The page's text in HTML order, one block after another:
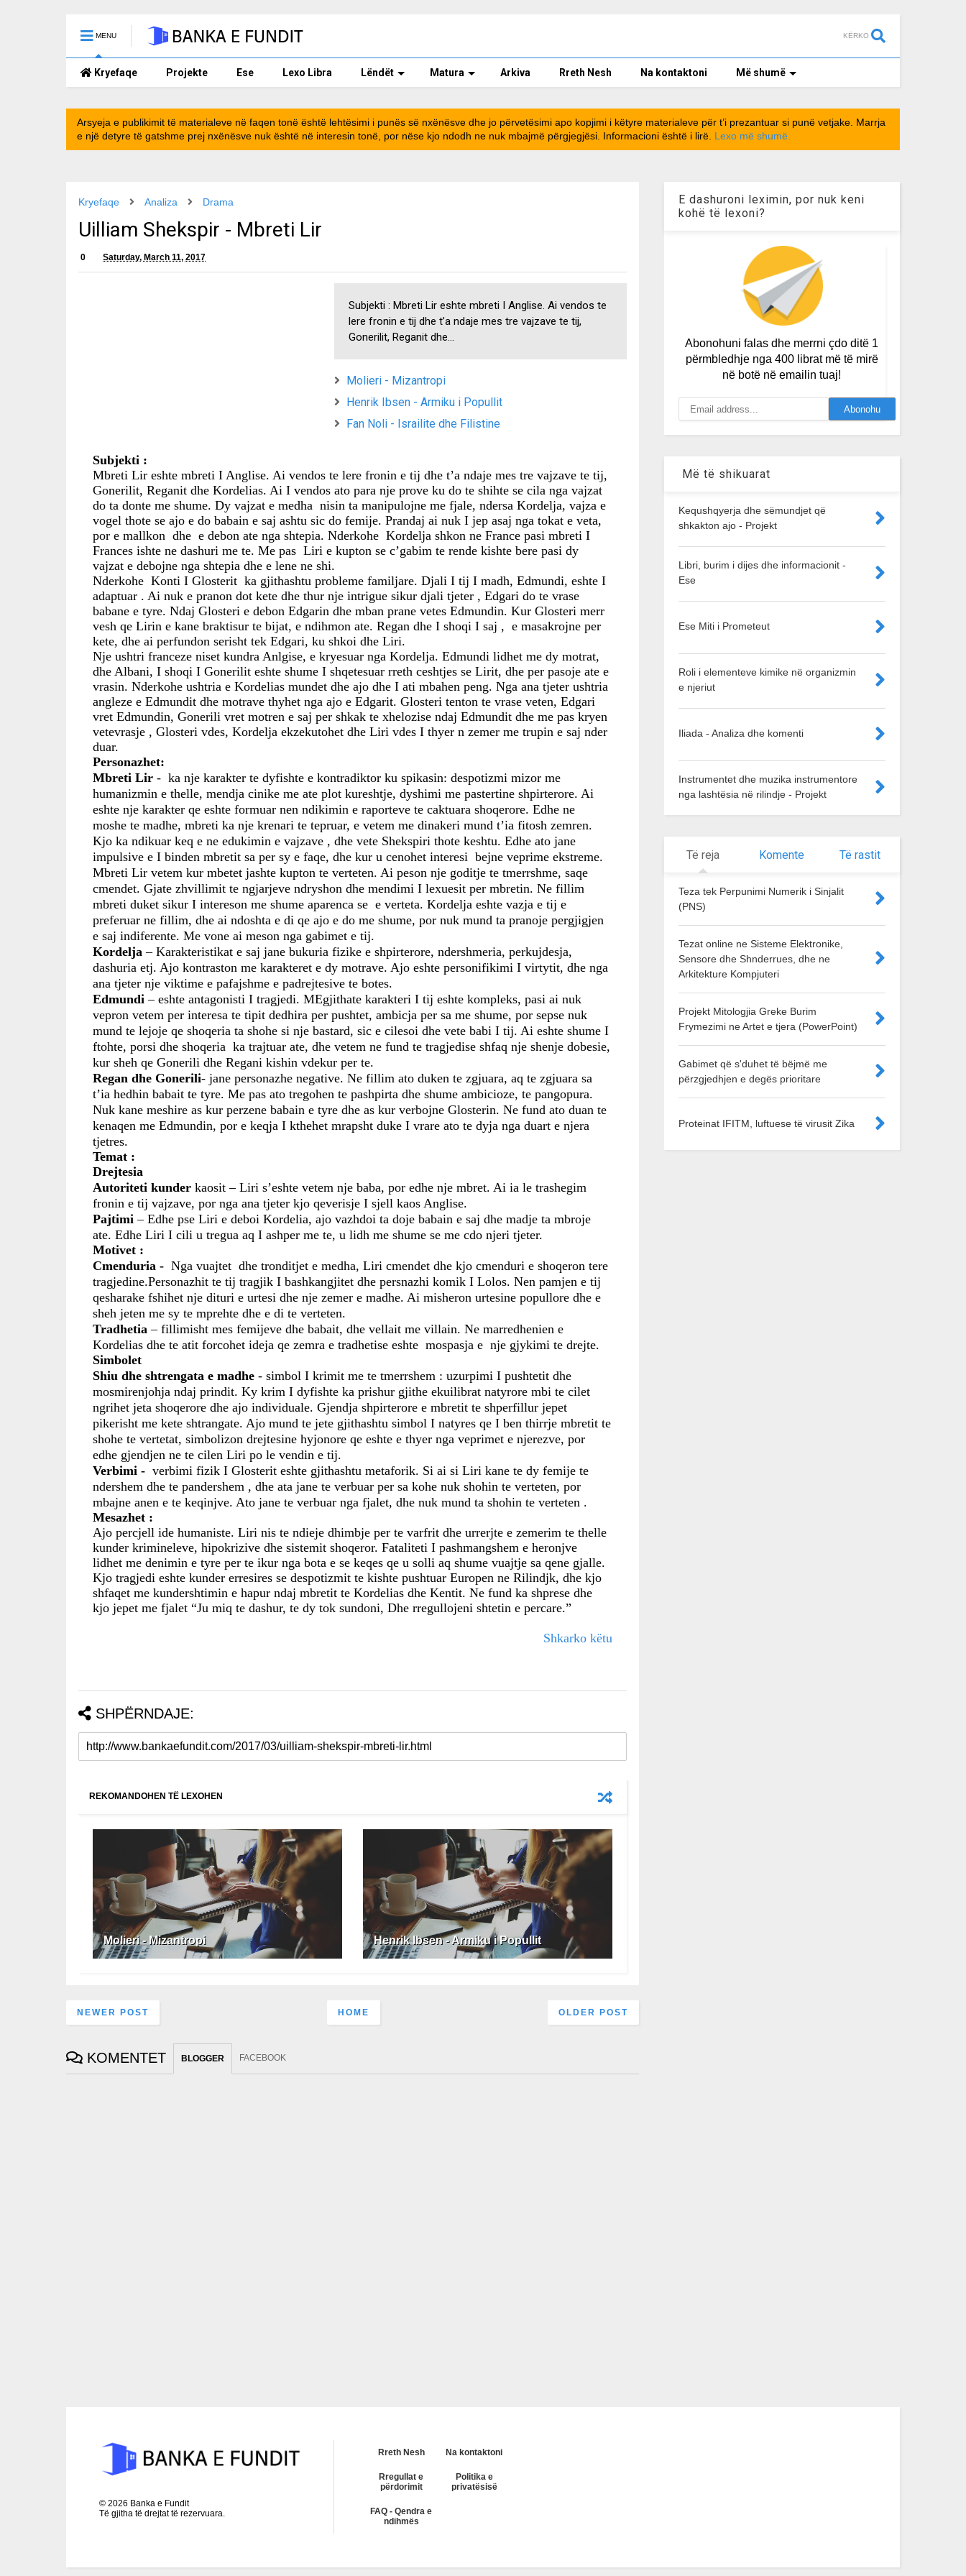
MENU KËRKO
Kryefaqe Projekte Ese Lexo Libra Lëndët Matura Arkiva Rreth Nesh Na kontaktoni Më shumë
Arsyeja e publikimit të materialeve në faqen tonë është lehtësimi i punës së nxënësve dhe jo përvetësimi apo kopjimi i këtyre materialeve për t’i prezantuar si punë vetjake. Marrja
e një detyre të gatshme prej nxënësve nuk është në interesin tonë, por nëse kjo ndodh ne nuk mbajmë përgjegjësi. Informacioni është i lirë. Lexo më shumë.
Kryefaqe Analiza Drama
Uilliam Shekspir - Mbreti Lir
0 Saturday, March 11, 2017
Subjekti : Mbreti Lir eshte mbreti I Anglise. Ai vendos te
lere fronin e tij dhe t’a ndaje mes tre vajzave te tij,
Gonerilit, Reganit dhe...
Molieri - Mizantropi
Henrik Ibsen - Armiku i Popullit
Fan Noli - Israilite dhe Filistine
Subjekti :
Mbreti Lir eshte mbreti I Anglise. Ai vendos te lere fronin e tij dhe t’a ndaje mes tre vajzave te tij,
Gonerilit, Reganit dhe Kordelias. Ai I vendos ato para nje prove ku do te shihte se cila nga vajzat
do ta donte me shume. Dy vajzat e medha  nisin ta manipulojne me fjale, ndersa Kordelja, vajza e
vogel thote se ajo e do babain e saj ashtu sic do femije. Prandaj ai nuk I jep asaj nga tokat e veta,
por e mallkon  dhe  e debon ate nga shtepia. Nderkohe  Kordelja shkon ne France pasi mbreti I
Frances ishte ne dashuri me te. Me pas  Liri e kupton se c’gabim te rende kishte bere pasi dy
vajzat e debojne nga shtepia dhe e lene ne shi.
Nderkohe  Konti I Glosterit  ka gjithashtu probleme familjare. Djali I tij I madh, Edmundi, eshte I
adaptuar . Ai nuk e pranon dot kete dhe thur nje intrigue sikur djali tjeter , Edgari do te vrase
babane e tyre. Ndaj Glosteri e debon Edgarin dhe mban prane vetes Edmundin. Kur Glosteri merr
vesh qe Lirin e kane braktisur te bijat, e ndihmon ate. Regan dhe I shoqi I saj ,  e masakrojne per
kete, dhe ai perfundon serisht tek Edgari, ku shkoi dhe Liri.
Nje ushtri franceze niset kundra Anlgise, e kryesuar nga Kordelja. Edmundi lidhet me dy motrat,
dhe Albani, I shoqi I Gonerilit eshte shume I shqetesuar rreth ceshtjes se Lirit, dhe per pasoje ate e
vrasin. Nderkohe ushtria e Kordelias mundet dhe ajo dhe I ati mbahen peng. Nga ana tjeter ushtria
angleze e Edmundit dhe motrave thyhet nga ajo e Edgarit. Glosteri tenton te vrase veten, Edgari
vret Edmundin, Gonerili vret motren e saj per shkak te xhelozise ndaj Edmundit dhe me pas kryen
vetevrasje , Glosteri vdes, Kordelja ekzekutohet dhe Liri vdes I thyer n zemer me trupin e saj nder
duar.
Personazhet:
Mbreti Lir -  ka nje karakter te dyfishte e kontradiktor ku spikasin: despotizmi mizor me
humanizmin e thelle, mendja cinike me ate plot kureshtje, dyshimi me pastertine shpirterore. Ai
eshte nje karakter qe eshte formuar nen ndikimin e raporteve te caktuara shoqerore. Edhe ne
moshe te madhe, mbreti ka nje krenari te tepruar, e vetem me dinakeri mund t’ia fitosh zemren.
Kjo ka ndikuar keq e ne edukimin e vajzave , dhe vete Shekspiri thote keshtu. Edhe ato jane
impulsive e I binden mbretit sa per sy e faqe, dhe kur u cenohet interesi  bejne veprime ekstreme.
Mbreti Lir vetem kur mbetet jashte kupton te verteten. Ai peson nje goditje te tmerrshme, saqe
cmendet. Gjate zhvillimit te ngjarjeve ndryshon dhe mendimi I lexuesit per mbretin. Ne fillim
mbreti duket sikur I intereson me shume aparenca se  e verteta. Kordelja eshte vazja e tij e
preferuar ne fillim, dhe ai ndoshta e di qe ajo e do me shume, por nuk mund ta pranoje pergjigjen
e saj indiferente. Me vone ai meson nga gabimet e tij.
Kordelja – Karakteristikat e saj jane bukuria fizike e shpirterore, ndershmeria, perkujdesja,
dashuria etj. Ajo kontraston me karakteret e dy motrave. Ajo eshte personifikimi I virtytit, dhe nga
ana tjeter nje viktime e pafajshme e padrejtesive te botes.
Edmundi – eshte antagonisti I tragjedi. MEgjithate karakteri I tij eshte kompleks, pasi ai nuk
vepron vetem per interesa te tipit dedhira per pushtet, ambicja per sa me shume, por sepse nuk
mund te lejoje qe shoqeria ta shohe si nje bastard, sic e cilesoi dhe vete babi I tij. Ai eshte shume I
ftohte, porsi dhe shoqeria  ka trajtuar ate, dhe vetem ne fund te tragjedise shfaq nje shenje dobesie,
kur sheh qe Gonerili dhe Regani kishin vdekur per te.
Regan dhe Gonerili- jane personazhe negative. Ne fillim ato duken te zgjuara, aq te zgjuara sa
t’ia hedhin babait te tyre. Me pas ato tregohen te pashpirta dhe shume ambicioze, te pangopura.
Nuk kane meshire as kur perzene babain e tyre dhe as kur verbojne Glosterin. Ne fund ato duan te
kenaqen me Edmundin, por e keqja I kthehet mrapsht duke I vrare ato te dyja nga duart e njera
tjetres.
Temat :
Drejtesia
Autoriteti kunder kaosit – Liri s’eshte vetem nje baba, por edhe nje mbret. Ai ia le trashegim
fronin e tij vajzave, por nga ana tjeter kjo qeverisje I sjell kaos Anglise.
Pajtimi – Edhe pse Liri e deboi Kordelia, ajo vazhdoi ta doje babain e saj dhe madje ta mbroje
ate. Edhe Liri I cili u tregua aq I ashper me te, u lidh me shume se me cdo njeri tjeter.
Motivet :
Cmenduria - Nga vuajtet  dhe tronditjet e medha, Liri cmendet dhe kjo cmenduri e shoqeron tere
tragjedine.Personazhit te tij tragjik I bashkangjitet dhe persnazhi komik I Lolos. Nen pamjen e tij
qesharake fshihet nje dituri e urtesi dhe nje zemer e madhe. Ai misheron urtesine popullore dhe e
sheh jeten me sy te mprehte dhe e di te verteten.
Tradhetia – fillimisht mes femijeve dhe babait, dhe vellait me villain. Ne marredhenien e
Kordelias dhe te atit forcohet ideja qe zemra e tradhetise eshte  mospasja e  nje gjykimi te drejte.
Simbolet
Shiu dhe shtrengata e madhe - simbol I krimit me te tmerrshem : uzurpimi I pushtetit dhe
mosmirenjohja ndaj prindit. Ky krim I dyfishte ka prishur gjithe ekuilibrat natyrore mbi te cilet
ngrihet jeta shoqerore dhe ajo individuale. Gjendja shpirterore e mbretit te shperfillur jepet
pikerisht me kete shtrangate. Ajo mund te jete gjithashtu simbol I natyres qe I ben thirrje mbretit te
shohe te vertetat, simbolizon drejtesine hyjonore qe eshte e thyer nga veprimet e njerezve, por
edhe gjendjen ne te cilen Liri po le vendin e tij.
Verbimi - verbimi fizik I Glosterit eshte gjithashtu metaforik. Si ai si Liri kane te dy femije te
ndershem dhe te pandershem , dhe ata jane te verbuar per sa kohe nuk shohin te verteten, por
mbajne anen e te keqinjve. Ato jane te verbuar nga fjalet, dhe nuk mund ta shohin te verteten .
Mesazhet :
Ajo percjell ide humaniste. Liri nis te ndieje dhimbje per te varfrit dhe urrerjte e zemerim te thelle
kunder krimineleve, hipokrizive dhe sistemit shoqeror. Fataliteti I pashmangshem e heronjve
lidhet me denimin e tyre per te ikur nga bota e se keqes qe u solli aq shume vuajtje sa qene gjalle.
Kjo tragjedi eshte kunder erresires se despotizmit te kishte pushtuar Europen ne Rilindjk, dhe kjo
shfaqet me kundershtimin e hapur ndaj mbretit te Kordelias dhe Kentit. Ne fund ka shprese dhe
kjo jepet me fjalet “Ju miq te dashur, te dy tok sundoni, Dhe rregullojeni shtetin e percare.”
Shkarko këtu
SHPËRNDAJE:
REKOMANDOHEN TË LEXOHEN
Molieri - Mizantropi Henrik Ibsen - Armiku i Popullit
NEWER POST OLDER POST
HOME
KOMENTET BLOGGER FACEBOOK
E dashuroni leximin, por nuk keni
kohë të lexoni?
Abonohuni falas dhe merrni çdo ditë 1
përmbledhje nga 400 librat më të mirë
në botë në emailin tuaj!
Më të shikuarat
Kequshqyerja dhe sëmundjet që
shkakton ajo - Projekt
Libri, burim i dijes dhe informacionit -
Ese
Ese Miti i Prometeut
Roli i elementeve kimike në organizmin
e njeriut
Iliada - Analiza dhe komenti
Instrumentet dhe muzika instrumentore
nga lashtësia në rilindje - Projekt
Të reja Komente Të rastit
Teza tek Perpunimi Numerik i Sinjalit
(PNS)
Tezat online ne Sisteme Elektronike,
Sensore dhe Shnderrues, dhe ne
Arkitekture Kompjuteri
Projekt Mitologjia Greke Burim
Frymezimi ne Artet e tjera (PowerPoint)
Gabimet që s'duhet të bëjmë me
përzgjedhjen e degës prioritare
Proteinat IFITM, luftuese të virusit Zika
©2026 Banka e Fundit
Të gjitha të drejtat të rezervuara.
Rreth Nesh Na kontaktoni
Rregullat e
përdorimit
Politika e
privatësisë
FAQ - Qendra e
ndihmës